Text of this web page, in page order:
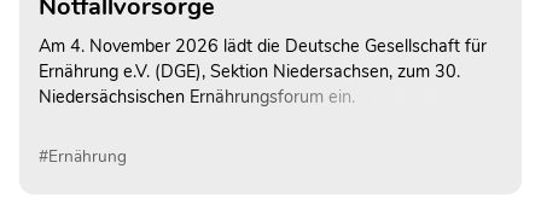
Am 4. November 2026 lädt die Deutsche Gesellschaft für
Ernährung e.V. (DGE), Sektion Niedersachsen, zum 30.
Niedersächsischen Ernährungsforum ein.
#Ernährung